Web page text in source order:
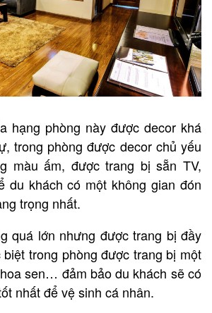
hạng phòng này được decor khá
trong phòng được decor chủ yếu
màu ấm, được trang bị sẵn TV,
du khách có một không gian đón
trọng nhất.
quá lớn nhưng được trang bị đầy
trong phòng được trang bị một
sen… đảm bảo du khách sẽ có
nhất để vệ sinh cá nhân.